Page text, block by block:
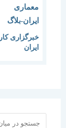
خبرگزاری کار